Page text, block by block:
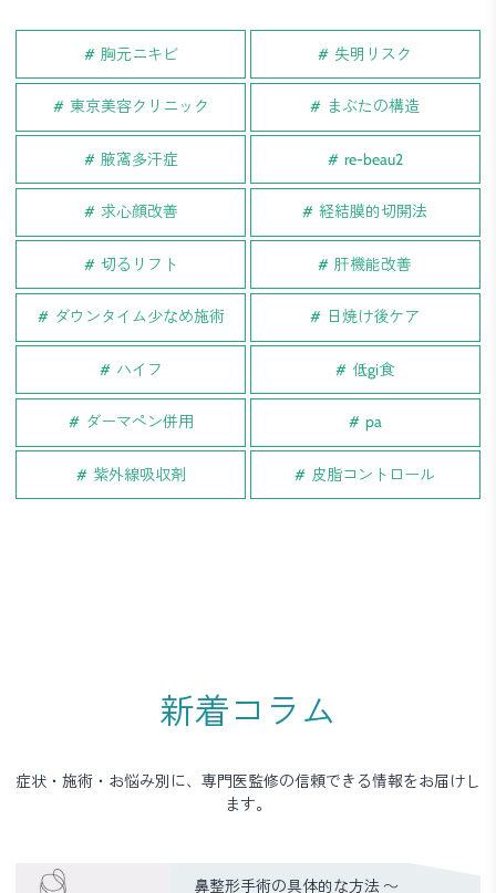
胸元ニキビ 失明リスク
東京美容クリニック まぶたの構造
腋窩多汗症 re-beau2
求心顔改善 経結膜的切開法
切るリフト 肝機能改善
ダウンタイム少なめ施術 日焼け後ケア
ハイフ 低gi食
ダーマペン併用 pa
紫外線吸収剤 皮脂コントロール
新着コラム
症状・施術・お悩み別に、専門医監修の信頼できる情報をお届けし
ます。
鼻整形手術の具体的な方法 ～